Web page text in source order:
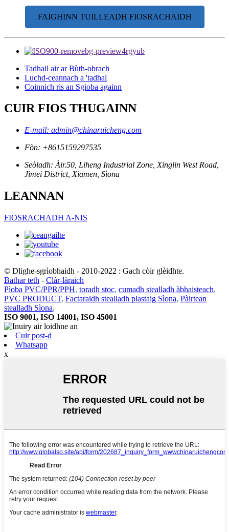
FAIGHINN TUILLEADH FIOSRACHAIDH
Tadhail air ar Bùth-obrach
Luchd-ceannach a 'tadhal
Coinnich ris an Sgioba againn
CUIR FIOS THUGAINN
E-mail: admin@chinaruicheng.com
Fòn: +8615159297535
Seòladh: Àir.50, Liheng Industrial Zone, Xinglin West Road,
Jimei District, Xiamen, Sìona
LEANNAN
FIOSRACHADH A-NIS
© Dlighe-sgrìobhaidh - 2010-2022 : Gach còir glèidhte.
Bathar teth - Clàr-làraich
Pìoba PVC/PPR/PPH, toradh stoc, cumadh stealladh àbhaisteach,
PVC PRODUCT, Factaraidh stealladh plastaig Sìona, Pàirtean
stealladh Sìona,
ISO 9001, ISO 14001, ISO 45001
Cuir post-d
Whatsapp
x